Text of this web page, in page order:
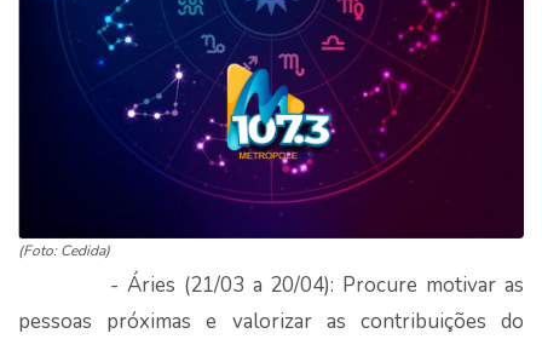
(Foto: Cedida)
- Áries (21/03 a 20/04): Procure motivar as
pessoas próximas e valorizar as contribuições do